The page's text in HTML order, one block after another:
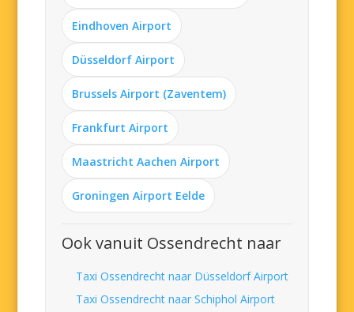
Eindhoven Airport
Düsseldorf Airport
Brussels Airport (Zaventem)
Frankfurt Airport
Maastricht Aachen Airport
Groningen Airport Eelde
Ook vanuit Ossendrecht naar
Taxi Ossendrecht naar Düsseldorf Airport
Taxi Ossendrecht naar Schiphol Airport